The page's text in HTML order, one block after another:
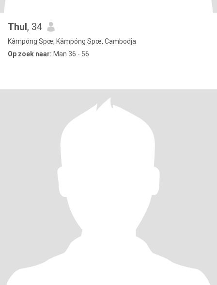
Thul, 34
Kâmpóng Spœ, Kâmpóng Spœ, Cambodja
Op zoek naar: Man 36 - 56